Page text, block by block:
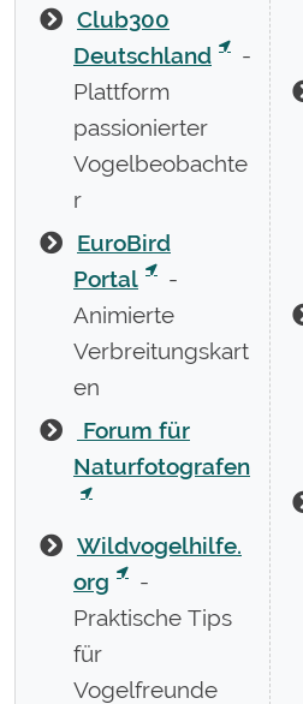
Club300
Deutschland
-
Plattform
passionierter
Vogelbeobachte
r
EuroBird
Portal
-
Animierte
Verbreitungskart
en
Forum für
Naturfotografen
Wildvogelhilfe.
org
-
Praktische Tips
für
Vogelfreunde